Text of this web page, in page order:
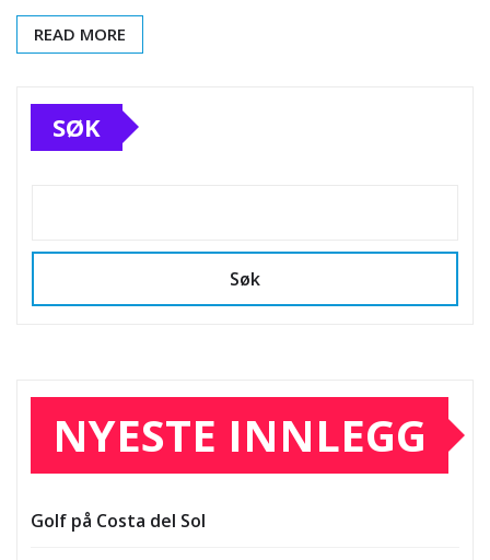
READ MORE
SØK
Søk
NYESTE INNLEGG
Golf på Costa del Sol